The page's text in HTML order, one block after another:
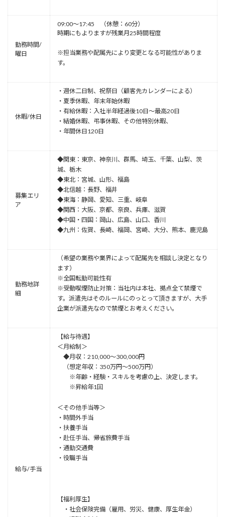
勤務時間/
曜日
09:00～17:45 （休憩：60分）
時期にもよりますが残業月25時間程度
※担当業務や配属先により変更となる可能性がありま
す。
休暇/休日
・週休二日制、祝祭日（顧客先カレンダーによる）
・夏季休暇、年末年始休暇
・有給休暇：入社半年経過後10⽇〜最高20⽇
・結婚休暇、弔事休暇、その他特別休暇、
・年間休日120日
募集エリ
ア
◆関東：東京、神奈川、群⾺、埼⽟、千葉、⼭梨、茨
城、栃⽊
◆東北：宮城、山形、福島
◆北信越：⻑野、福井
◆東海：静岡、愛知、三重、岐⾩
◆関⻄：⼤阪、京都、奈良、兵庫、滋賀
◆中国・四国：岡⼭、広島、⼭⼝、⾹川
◆九州：佐賀、⻑崎、福岡、宮崎、⼤分、熊本、⿅児島
勤務地詳
細
（希望の業務や業界によって配属先を相談し決定となり
ます）
※全国転勤可能性有
※受動喫煙防止対策：当社内は本社、拠点全て禁煙で
す。派遣先はそのルールにのっとって頂きますが、大手
企業が派遣先なので禁煙とお考えください。
給与/手当
【給与待遇】
＜月給制＞
◆月収：210,000～300,000円
（想定年収：350万円～500万円）
※年齢・経験・スキルを考慮の上、決定します。
※昇給年1回
＜その他手当等＞
・時間外手当
・扶養手当
・赴任手当、帰省旅費手当
・通勤交通費
・役職手当
【福利厚生】
・社会保険完備（雇用、労災、健康、厚生年金）